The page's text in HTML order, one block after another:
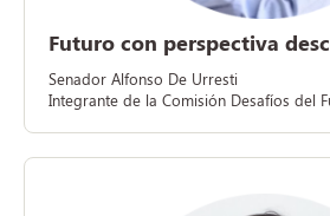
Futuro con perspectiva
Senador Alfonso De Urresti
Integrante de la Comisión Desafíos del